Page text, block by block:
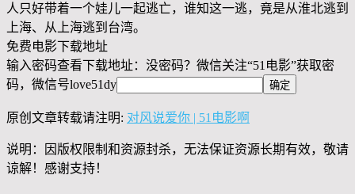
人只好带着一个娃儿一起逃亡，谁知这一逃，竟是从淮北逃到
上海、从上海逃到台湾。
免费电影下载地址
输入密码查看下载地址：没密码？微信关注“51电影”获取密
码，微信号love51dy
原创文章转载请注明: 对风说爱你 | 51电影啊
说明：因版权限制和资源封杀，无法保证资源长期有效，敬请
谅解！感谢支持！